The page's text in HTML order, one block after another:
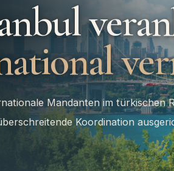
Mandanten im türkischen
Koordination